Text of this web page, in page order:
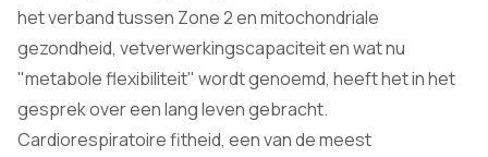
het verband tussen Zone 2 en mitochondriale
gezondheid, vetverwerkingscapaciteit en wat nu
"metabole flexibiliteit" wordt genoemd, heeft het in het
gesprek over een lang leven gebracht.
Cardiorespiratoire fitheid, een van de meest